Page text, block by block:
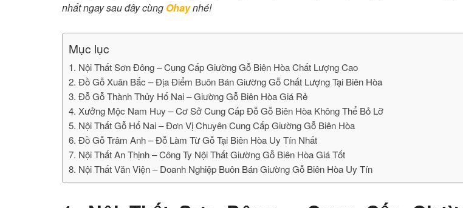
nhất ngay sau đây cùng Ohaynhé!
Mục lục
1. Nội Thất Sơn Đông – Cung Cấp Giường Gỗ Biên Hòa Chất Lượng Cao
2. Đồ Gỗ Xuân Bắc – Địa Điểm Buôn Bán Giường Gỗ Chất Lượng Tại Biên Hòa
3. Đỗ Gỗ Thành Thủy Hố Nai – Giường Gỗ Biên Hòa Giá Rẻ
4. Xưởng Mộc Nam Huy – Cơ Sở Cung Cấp Đỗ Gỗ Biên Hòa Không Thể Bỏ Lỡ
5. Nội Thất Gỗ Hố Nai – Đơn Vị Chuyên Cung Cấp Giường Gỗ Biên Hòa
6. Đồ Gỗ Trâm Anh – Đỗ Làm Từ Gỗ Tại Biên Hòa Uy Tín Nhất
7. Nội Thất An Thịnh – Công Ty Nội Thất Giường Gỗ Biên Hòa Giá Tốt
8. Nội Thất Văn Viện – Doanh Nghiệp Buôn Bán Giường Gỗ Biên Hòa Uy Tín